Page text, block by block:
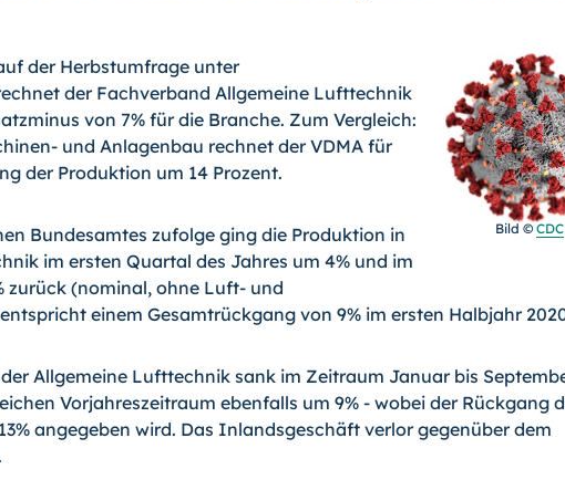
Bild ©CDC
der Herbstumfrage unter
der Fachverband Allgemeine Lufttechnik
von 7% für die Branche. Zum Vergleich:
und Anlagenbau rechnet der VDMA für
der Produktion um 14 Prozent.
Bundesamtes zufolge ging die Produktion in
im ersten Quartal des Jahres um 4% und im
zurück (nominal, ohne Luft- und
einem Gesamtrückgang von 9% im ersten Halbjahr
Allgemeine Lufttechnik sank im Zeitraum Januar bis
Vorjahreszeitraum ebenfalls um 9% - wobei der Rückgang
angegeben wird. Das Inlandsgeschäft verlor gegenüber dem